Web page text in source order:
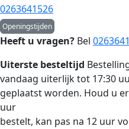
0263641526
Openingstijden
Heeft u vragen? Bel
Uiterste besteltijd
vandaag uiterlijk tot 17:30
geplaatst worden. Houd u
uur
bestelt, kan pas na 12 uur